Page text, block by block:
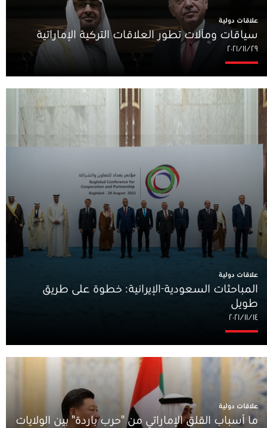
علاقات دولية
سياقات ومآلات تطور العلاقات التركية الإماراتية
٢٩‏/١١‏/٢٠٢١
علاقات دولية
المباحثات السعودية-الإيرانية: خطوة على طريق
طويل
١٤‏/١١‏/٢٠٢١
علاقات دولية
ما أسباب القلق الإماراتي من "حرب باردة" بين الولايات